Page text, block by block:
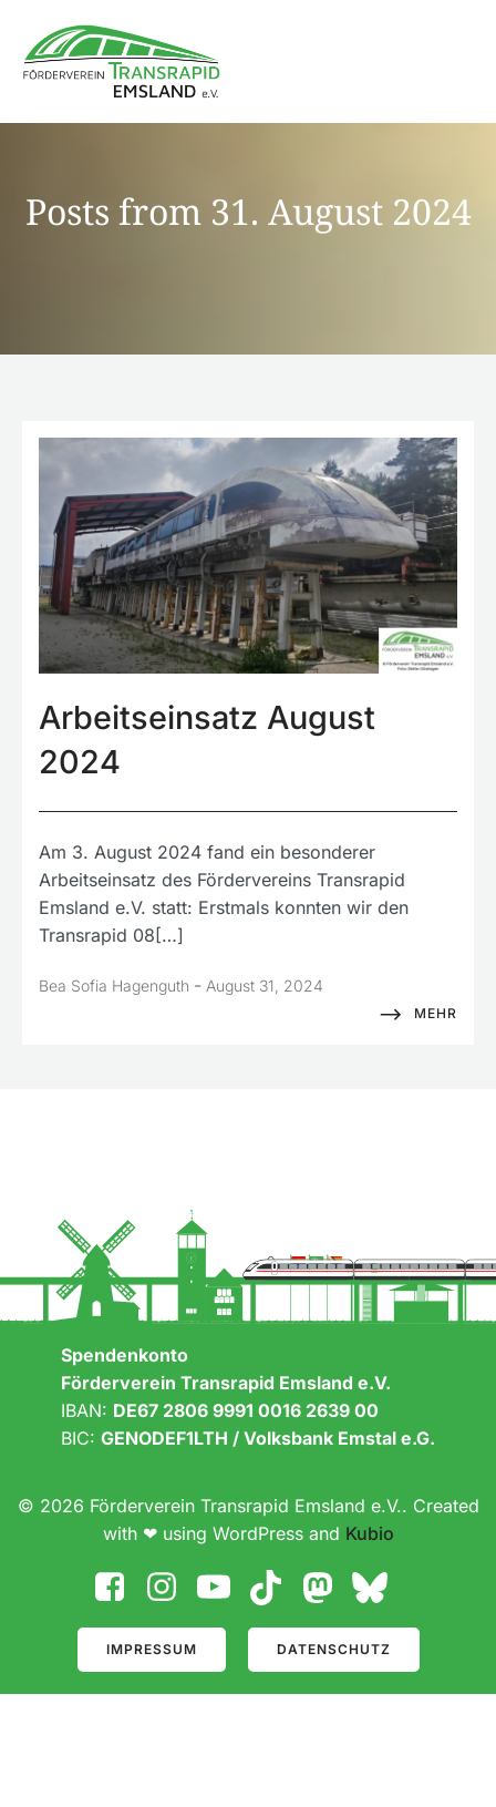
Posts from 31. August 2024
Arbeitseinsatz August
2024
Am 3. August 2024 fand ein besonderer
Arbeitseinsatz des Fördervereins Transrapid
Emsland e.V. statt: Erstmals konnten wir den
Transrapid 08[…]
Bea Sofia Hagenguth - August 31, 2024
MEHR
Spendenkonto
Förderverein Transrapid Emsland e.V.
IBAN: DE67 2806 9991 0016 2639 00
BIC: GENODEF1LTH / Volksbank Emstal e.G.
© 2026 Förderverein Transrapid Emsland e.V.. Created
with ❤ using WordPress and Kubio
IMPRESSUM DATENSCHUTZ